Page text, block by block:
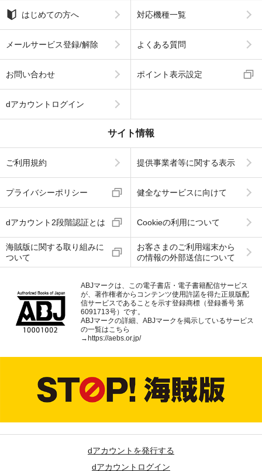
はじめての方へ 対応機種一覧
メールサービス登録/解除 よくある質問
お問い合わせ ポイント表示設定
dアカウントログイン
サイト情報
ご利用規約 提供事業者等に関する表示
プライバシーポリシー 健全なサービスに向けて
dアカウント2段階認証とは Cookieの利用について
海賊版に関する取り組みに
ついて
お客さまのご利用端末から
の情報の外部送信について
ABJマークは、この電子書店・電子書籍配信サービス
が、著作権者からコンテンツ使用許諾を得た正規版配
信サービスであることを示す登録商標（登録番号 第
6091713号）です。
ABJマークの詳細、ABJマークを掲示しているサービス
の一覧はこちら
→ https://aebs.or.jp/
dアカウントを発行する
dアカウントログイン